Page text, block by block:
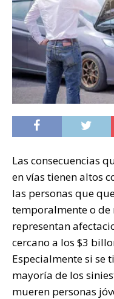
Las consecuencias
en vías tienen altos
las personas que
temporalmente o de
representan
cercano a los $3
Especialmente si se
mayoría de los
mueren personas